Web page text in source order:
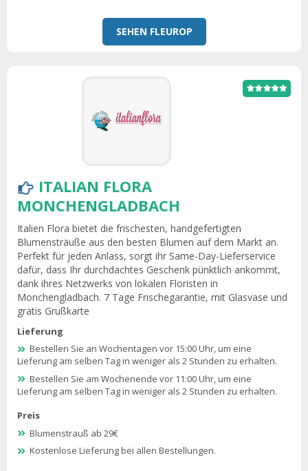
SEHEN FLEUROP
ITALIAN FLORA
MONCHENGLADBACH
Italien Flora bietet die frischesten, handgefertigten
Blumensträuße aus den besten Blumen auf dem Markt an.
Perfekt für jeden Anlass, sorgt ihr Same-Day-Lieferservice
dafür, dass Ihr durchdachtes Geschenk pünktlich ankommt,
dank ihres Netzwerks von lokalen Floristen in
Monchengladbach. 7 Tage Frischegarantie, mit Glasvase und
gratis Grußkarte
Lieferung
Bestellen Sie an Wochentagen vor 15:00 Uhr, um eine
Lieferung am selben Tag in weniger als 2 Stunden zu erhalten.
Bestellen Sie am Wochenende vor 11:00 Uhr, um eine
Lieferung am selben Tag in weniger als 2 Stunden zu erhalten.
Preis
Blumenstrauß ab 29€
Kostenlose Lieferung bei allen Bestellungen.